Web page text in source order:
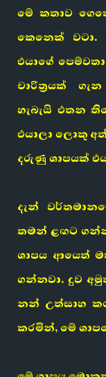
මේ කතාව
කෙනෙක්
එයාගේ
චාරිත්‍රයක්
හැබැයි එතන
එයාලා ලොකු
දරුණු ශාපයක්
දැන්
තමන් ළඟට ගන්න
ශාපය ආයෙත්
ගන්නවා. දුව
නන් උත්සාහ
කරමින්, මේ